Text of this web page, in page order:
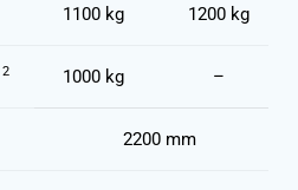
1100 kg 1200 kg
2 1000 kg –
2200 mm